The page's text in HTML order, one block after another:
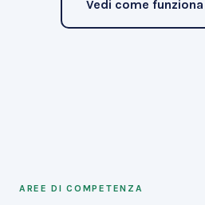
Vedi come
AREE DI COMPETENZA